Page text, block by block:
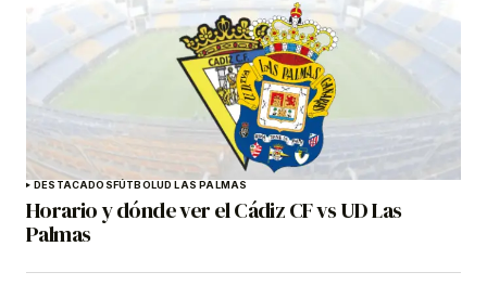
DESTACADOSFÚTBOLUD LAS PALMAS
Horario y dónde ver el Cádiz CF vs UD Las
Palmas